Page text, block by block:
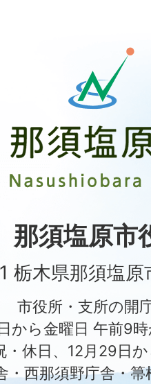
原
市
City
那須塩原市
栃木県那須塩原
市役所・支所の開
から金曜日 午前9
・休日、12月29日
・西那須野庁舎・